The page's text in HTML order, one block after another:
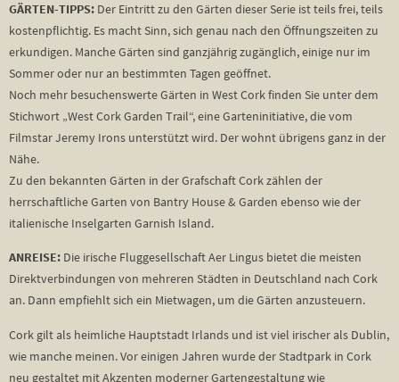
GÄRTEN-TIPPS: Der Eintritt zu den Gärten dieser Serie ist teils frei, teils
kostenpflichtig. Es macht Sinn, sich genau nach den Öffnungszeiten zu
erkundigen. Manche Gärten sind ganzjährig zugänglich, einige nur im
Sommer oder nur an bestimmten Tagen geöffnet.
Noch mehr besuchenswerte Gärten in West Cork finden Sie unter dem
Stichwort „West Cork Garden Trail“, eine Garteninitiative, die vom
Filmstar Jeremy Irons unterstützt wird. Der wohnt übrigens ganz in der
Nähe.
Zu den bekannten Gärten in der Grafschaft Cork zählen der
herrschaftliche Garten von Bantry House & Garden ebenso wie der
italienische Inselgarten Garnish Island.
ANREISE: Die irische Fluggesellschaft Aer Lingus bietet die meisten
Direktverbindungen von mehreren Städten in Deutschland nach Cork
an. Dann empfiehlt sich ein Mietwagen, um die Gärten anzusteuern.
Cork gilt als heimliche Hauptstadt Irlands und ist viel irischer als Dublin,
wie manche meinen. Vor einigen Jahren wurde der Stadtpark in Cork
neu gestaltet mit Akzenten moderner Gartengestaltung wie